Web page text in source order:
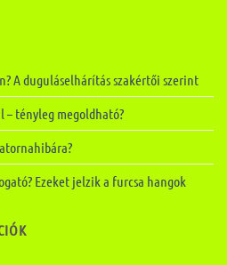
A duguláselhárítás szakértői szerint
tényleg megoldható?
Ezeket jelzik a furcsa hangok